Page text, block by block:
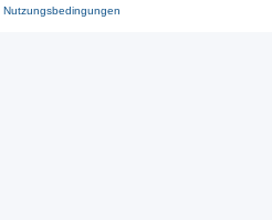
Nutzungsbedingungen